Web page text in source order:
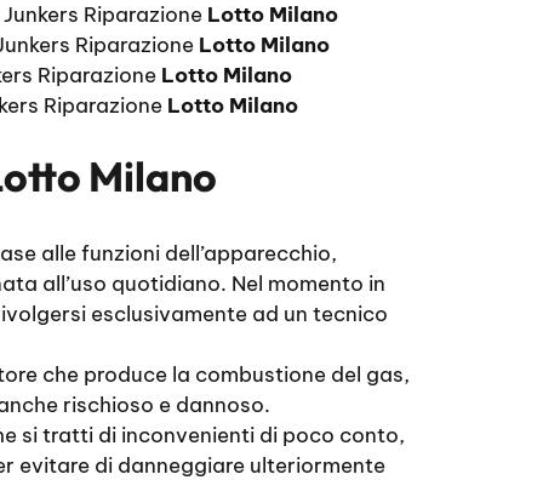
Riparazione Lotto Milano
Riparazione Lotto Milano
Riparazione Lotto Milano
Riparazione Lotto Milano
Milano
alle funzioni dell’apparecchio,
all’uso quotidiano. Nel momento in
esclusivamente ad un tecnico
che produce la combustione del gas,
rischioso e dannoso.
si tratti di inconvenienti di poco conto,
evitare di danneggiare ulteriormente